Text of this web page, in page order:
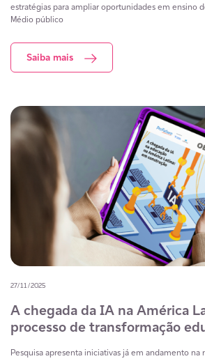
estratégias para ampliar oportunidades em ensino
Médio público
Saiba mais
27/11/2025
A chegada da IA na América
processo de transformação
Pesquisa apresenta iniciativas já em andamento na